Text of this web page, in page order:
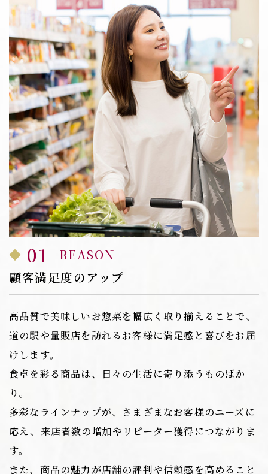
01
REASON
顧客満足度のアップ
高品質で美味しいお惣菜を幅広く取り揃えることで、
道の駅や量販店を訪れるお客様に満足感と喜びをお届
けします。
食卓を彩る商品は、日々の生活に寄り添うものばか
り。
多彩なラインナップが、さまざまなお客様のニーズに
応え、来店者数の増加やリピーター獲得につながりま
す。
また、商品の魅力が店舗の評判や信頼感を高めること